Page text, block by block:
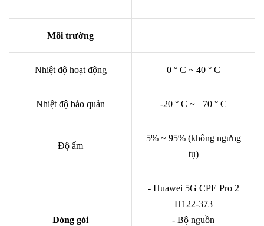
Môi trường
Nhiệt độ hoạt động 0 ° C ~ 40 ° C
Nhiệt độ bảo quản -20 ° C ~ +70 ° C
Độ ẩm
5% ~ 95% (không ngưng
tụ)
Đóng gói
- Huawei 5G CPE Pro 2
H122-373
- Bộ nguồn